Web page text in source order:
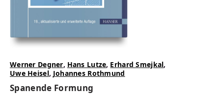
Werner Degner, Hans Lutze, Erhard Smejkal,
Uwe Heisel, Johannes Rothmund
Spanende Formung